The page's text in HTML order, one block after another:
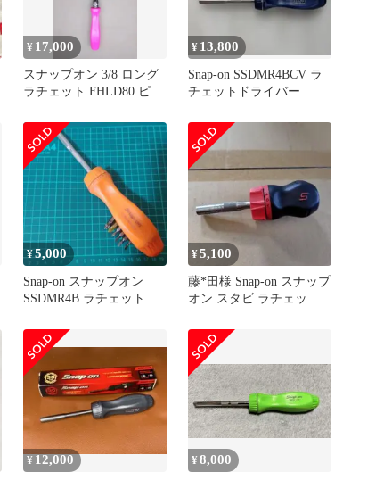
¥ 17,000
スナップオン 3/8 ロング
ラチェット FHLD80 ピン
¥ 13,800
Snap-on SSDMR4BCV ラ
チェットドライバー
¥5,000
Snap-on スナップオン
SSDMR4B ラチェットド
¥5,100
藤*田様 Snap-on スナップ
オン スタビ ラチェット
¥ 12,000 ¥8,000